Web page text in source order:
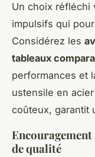
Un choix réfléchi
impulsifs qui
Considérez les
tableaux
performances et
ustensile en
coûteux, garantit
de qualité